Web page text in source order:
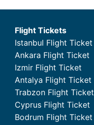
Flight Tickets
Istanbul Flight Ticket
Ankara Flight Ticket
Izmir Flight Ticket
Antalya Flight Ticket
Trabzon Flight Ticket
Cyprus Flight Ticket
Bodrum Flight Ticket